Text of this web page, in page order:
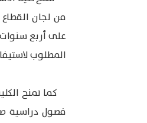
من لجان
المطلوب